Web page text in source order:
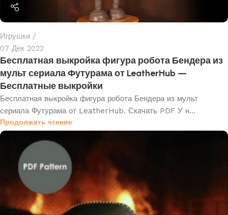
Игрушки
07 Дек 2022
Бесплатная выкройка фигура робота Бендера из
мульт сериала Футурама от LeatherHub —
Бесплатные выкройки
Бесплатная выкройка фигура робота Бендера из мульт
сериала Футурама от LeatherHub. Скачать PDF У н...
Продолжить чтение